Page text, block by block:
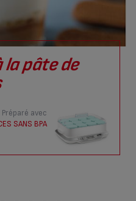
la pâte de
Préparé avec
SANS BPA